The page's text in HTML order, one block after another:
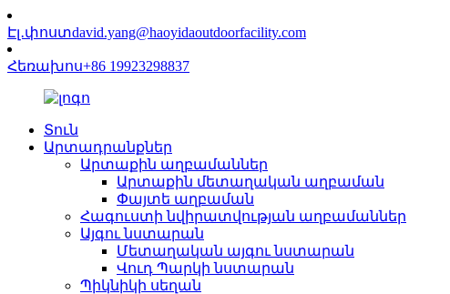
Էլ․փոստdavid.yang@haoyidaoutdoorfacility.com
Հեռախոս+86 19923298837
Տուն
Արտադրանքներ
Արտաքին աղբամաններ
Արտաքին մետաղական աղբաման
Փայտե աղբաման
Հագուստի նվիրատվության աղբամաններ
Այգու նստարան
Մետաղական այգու նստարան
Վուդ Պարկի նստարան
Պիկնիկի սեղան